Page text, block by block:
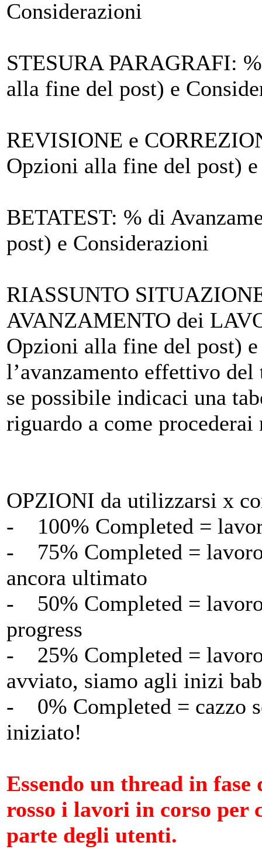
Considerazioni
STESURA PARAGRAFI:
alla fine del post) e
REVISIONE e
Opzioni alla fine del post)
BETATEST: % di
post) e Considerazioni
RIASSUNTO
AVANZAMENTO dei
Opzioni alla fine del post)
l’avanzamento effettivo
se possibile indicaci una
riguardo a come
OPZIONI da utilizzarsi x
- 100% Completed =
- 75% Completed =
ancora ultimato
- 50% Completed =
progress
- 25% Completed = lavoro
avviato, siamo agli inizi
- 0% Completed = cazzo
iniziato!
Essendo un thread in
rosso i lavori in corso per
parte degli utenti.